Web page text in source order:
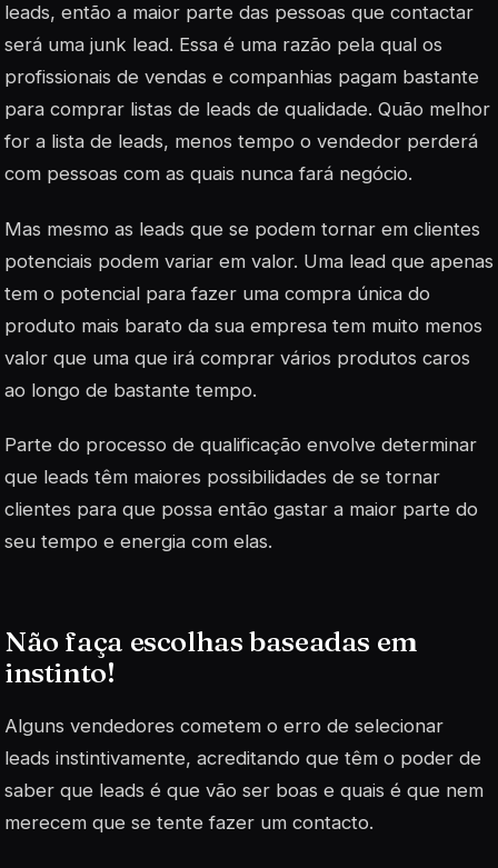
leads, então a maior parte das pessoas que contactar
será uma junk lead. Essa é uma razão pela qual os
profissionais de vendas e companhias pagam bastante
para comprar listas de leads de qualidade. Quão melhor
for a lista de leads, menos tempo o vendedor perderá
com pessoas com as quais nunca fará negócio.
Mas mesmo as leads que se podem tornar em clientes
potenciais podem variar em valor. Uma lead que apenas
tem o potencial para fazer uma compra única do
produto mais barato da sua empresa tem muito menos
valor que uma que irá comprar vários produtos caros
ao longo de bastante tempo.
Parte do processo de qualificação envolve determinar
que leads têm maiores possibilidades de se tornar
clientes para que possa então gastar a maior parte do
seu tempo e energia com elas.
Não faça escolhas baseadas em
instinto!
Alguns vendedores cometem o erro de selecionar
leads instintivamente, acreditando que têm o poder de
saber que leads é que vão ser boas e quais é que nem
merecem que se tente fazer um contacto.